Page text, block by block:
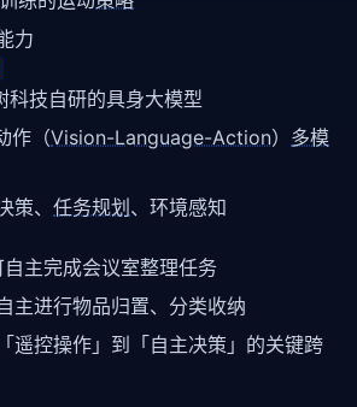
力
技自研的具身大模型
作（Vision-Language-Action） 多模
策、 任务规划 、环境感知
主完成会议室整理任务
主进行物品归置、分类收纳
遥控操作」到「自主决策」的关键跨